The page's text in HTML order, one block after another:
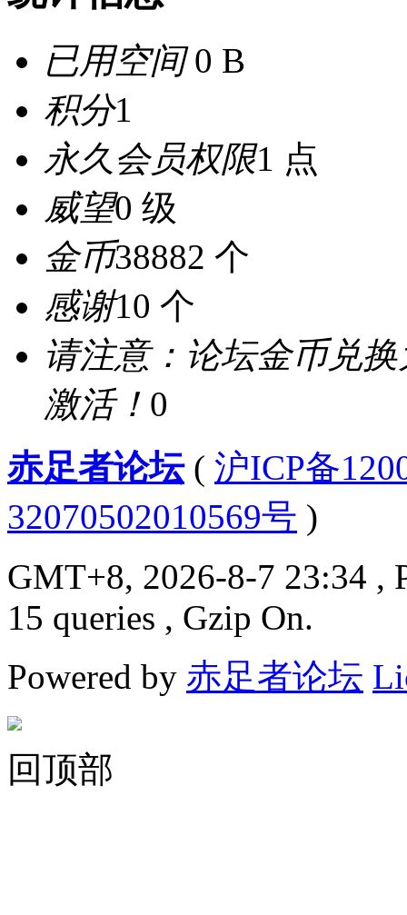
已用空间0 B
积分1
永久会员权限1 点
威望0 级
金币38882 个
感谢10 个
请注意：论坛金币兑
激活！ 0
赤足者论坛( 沪ICP备
32070502010569号 )
GMT+8, 2026-8-7 23:34 ,
15 queries , Gzip On.
Powered by 赤足者论坛
回顶部